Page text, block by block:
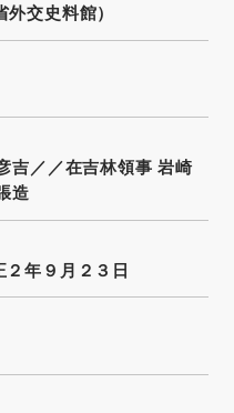
交史料館）
吉／／在吉林領事 岩崎
造
年９月２３日